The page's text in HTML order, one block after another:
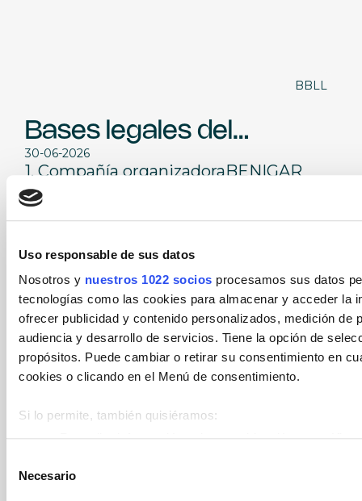
Uso responsable de sus datos
Nosotros y nuestros 1022 socios procesamos sus datos
tecnologías como las cookies para almacenar y acceder la
ofrecer publicidad y contenido personalizados, medición de
audiencia y desarrollo de servicios. Tiene la opción de
propósitos. Puede cambiar o retirar su consentimiento en
cookies o clicando en el Menú de consentimiento.
Si lo permite, también quisiéramos:
Identificar su dispositivo analizándolo activamente
Necesario
BBLL
Bases legales del
Concurso "Sorteo MINI
MFB - cesión de un fin de
semana con un MINI”
30-06-2026
1. Compañía organizadoraBENIGAR
(Formada por las entidades
Corporación Financiera Benigar, S. L,
S.A., Móvil Begar Levante, S.A, y Ok
Services by Benigar, S. L) organizan
una PROMOCIÓN ...
LEER MÁS